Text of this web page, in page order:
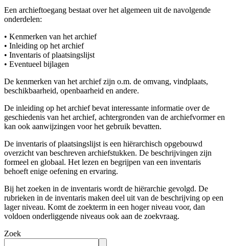
Een archieftoegang bestaat over het algemeen uit de navolgende
onderdelen:
• Kenmerken van het archief
• Inleiding op het archief
• Inventaris of plaatsingslijst
• Eventueel bijlagen
De kenmerken van het archief zijn o.m. de omvang, vindplaats,
beschikbaarheid, openbaarheid en andere.
De inleiding op het archief bevat interessante informatie over de
geschiedenis van het archief, achtergronden van de archiefvormer en
kan ook aanwijzingen voor het gebruik bevatten.
De inventaris of plaatsingslijst is een hiërarchisch opgebouwd
overzicht van beschreven archiefstukken. De beschrijvingen zijn
formeel en globaal. Het lezen en begrijpen van een inventaris
behoeft enige oefening en ervaring.
Bij het zoeken in de inventaris wordt de hiërarchie gevolgd. De
rubrieken in de inventaris maken deel uit van de beschrijving op een
lager niveau. Komt de zoekterm in een hoger niveau voor, dan
voldoen onderliggende niveaus ook aan de zoekvraag.
Zoek